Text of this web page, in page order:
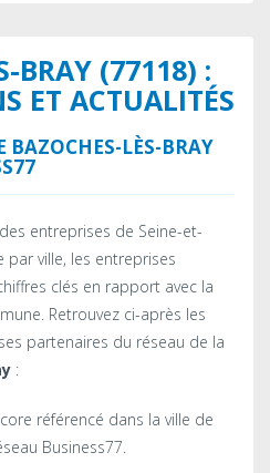
BRAY (77118) :
ET ACTUALITÉS
BAZOCHES-LÈS-BRAY
entreprises de Seine-et-
par ville, les entreprises
clés en rapport avec la
Retrouvez ci-après les
partenaires du réseau de la
:
référencé dans la ville de
Business77.